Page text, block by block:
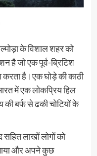
के विशाल शहर को
है जो एक पूर्व-ब्रिटिश
करता है।एक घोड़े की काठी
में एक लोकप्रिय हिल
बर्फ से ढकी चोटियों के
सहित लाखों लोगों को
और अपने कुछ